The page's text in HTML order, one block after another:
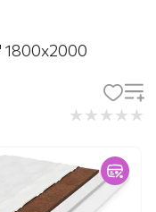
1800x2000